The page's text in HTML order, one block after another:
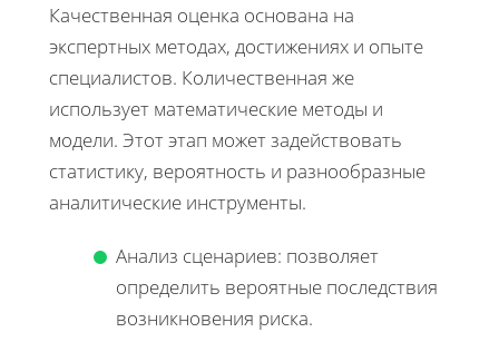
Качественная оценка основана на
экспертных методах, достижениях и опыте
специалистов. Количественная же
использует математические методы и
модели. Этот этап может задействовать
статистику, вероятность и разнообразные
аналитические инструменты.
Анализ сценариев: позволяет
определить вероятные последствия
возникновения риска.